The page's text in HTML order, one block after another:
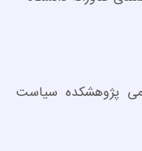
پژوهشکده سیاست